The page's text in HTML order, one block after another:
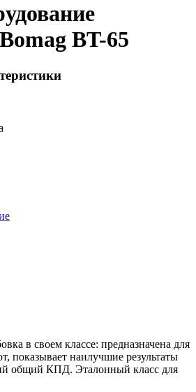
BT-65
в своем классе: предназначена для
показывает наилучшие результаты
общий КПД. Эталонный класс для